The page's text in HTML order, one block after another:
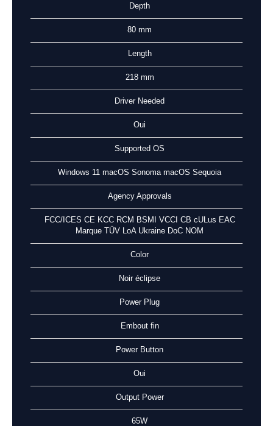
Depth
80 mm
Length
218 mm
Driver Needed
Oui
Supported OS
Windows 11 macOS Sonoma macOS Sequoia
Agency Approvals
FCC/ICES CE KCC RCM BSMI VCCI CB cULus EAC
Marque TÜV LoA Ukraine DoC NOM
Color
Noir éclipse
Power Plug
Embout fin
Power Button
Oui
Output Power
65W